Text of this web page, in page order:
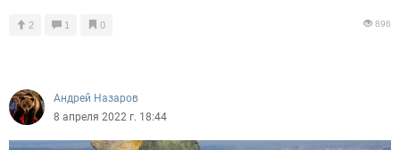
2 1 0 896
Андрей Назаров
8 апреля 2022 г. 18:44